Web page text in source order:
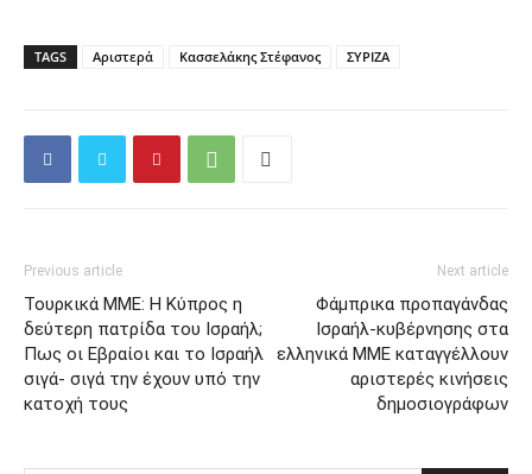
TAGS Αριστερά Κασσελάκης Στέφανος ΣΥΡΙΖΑ
Previous article
Τουρκικά ΜΜΕ: Η Κύπρος η
δεύτερη πατρίδα του Ισραήλ;
Πως οι Εβραίοι και το Ισραήλ
σιγά- σιγά την έχουν υπό την
κατοχή τους
Next article
Φάμπρικα προπαγάνδας
Ισραήλ-κυβέρνησης στα
ελληνικά ΜΜΕ καταγγέλλουν
αριστερές κινήσεις
δημοσιογράφων